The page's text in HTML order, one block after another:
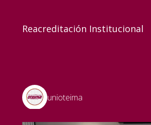
Reacreditación Institucional
unioteima